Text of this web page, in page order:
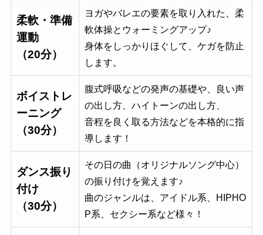
柔軟・準備
運動
（20分）
ヨガやバレエの要素を取り入れた、柔
軟体操とウォーミングアップ♪
身体をしっかりほぐして、ケガを防止
します。
ボイストレ
ーニング
（30分）
腹式呼吸などの発声の基礎や、良い声
の出し方、ハイトーンの出し方、
音程を良く取る方法などを本格的に指
導します！
ダンス振り
付け
（30分）
その日の曲（オリジナルソング中心）
の振り付けを覚えます♪
曲のジャンルは、アイドル系、HIPHO
P系、セクシー系など様々！